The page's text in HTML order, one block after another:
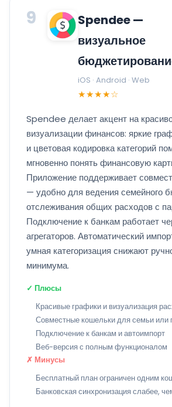
9
Spendee —
визуальное
iOS · Android · Web
★★★★☆
Spendee делает акцент на
визуализации финансов: яркие
и цветовая кодировка категорий
мгновенно понять финансовую
Приложение поддерживает
— удобно для ведения семейного
отслеживания общих расходов с
Подключение к банкам работает
агрегаторов. Автоматический
умная категоризация снижают
минимума.
✓ Плюсы
Красивые графики и визуализация
Совместные кошельки для семьи или
Подключение к банкам и автоимпорт
Веб-версия с полным функционалом
✗ Минусы
Бесплатный план ограничен одним
Банковская синхронизация слабее,